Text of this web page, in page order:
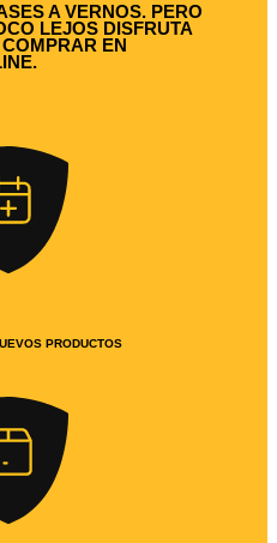
A VERNOS. PERO
LEJOS DISFRUTA
EN
PRODUCTOS